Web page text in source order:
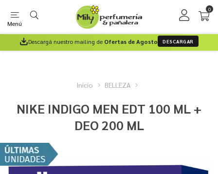
Menú
0
Descargá nuestro mailing de Ofertas de Agosto DESCARGAR
Inicio BELLEZA
NIKE INDIGO MEN EDT 100 ML +
DEO 200 ML